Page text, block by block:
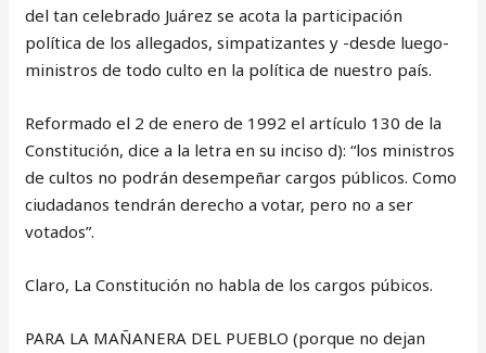
del tan celebrado Juárez se acota la participación
política de los allegados, simpatizantes y -desde luego-
ministros de todo culto en la política de nuestro país.
Reformado el 2 de enero de 1992 el artículo 130 de la
Constitución, dice a la letra en su inciso d): “los ministros
de cultos no podrán desempeñar cargos públicos. Como
ciudadanos tendrán derecho a votar, pero no a ser
votados”.
Claro, La Constitución no habla de los cargos púbicos.
PARA LA MAÑANERA DEL PUEBLO (porque no dejan